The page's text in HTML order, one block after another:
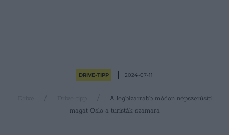
DRIVE-TIPP 2024-07-11
Drive Drive-tipp
A legbizarrabb módon népszerűsíti
magát Oslo a turisták számára